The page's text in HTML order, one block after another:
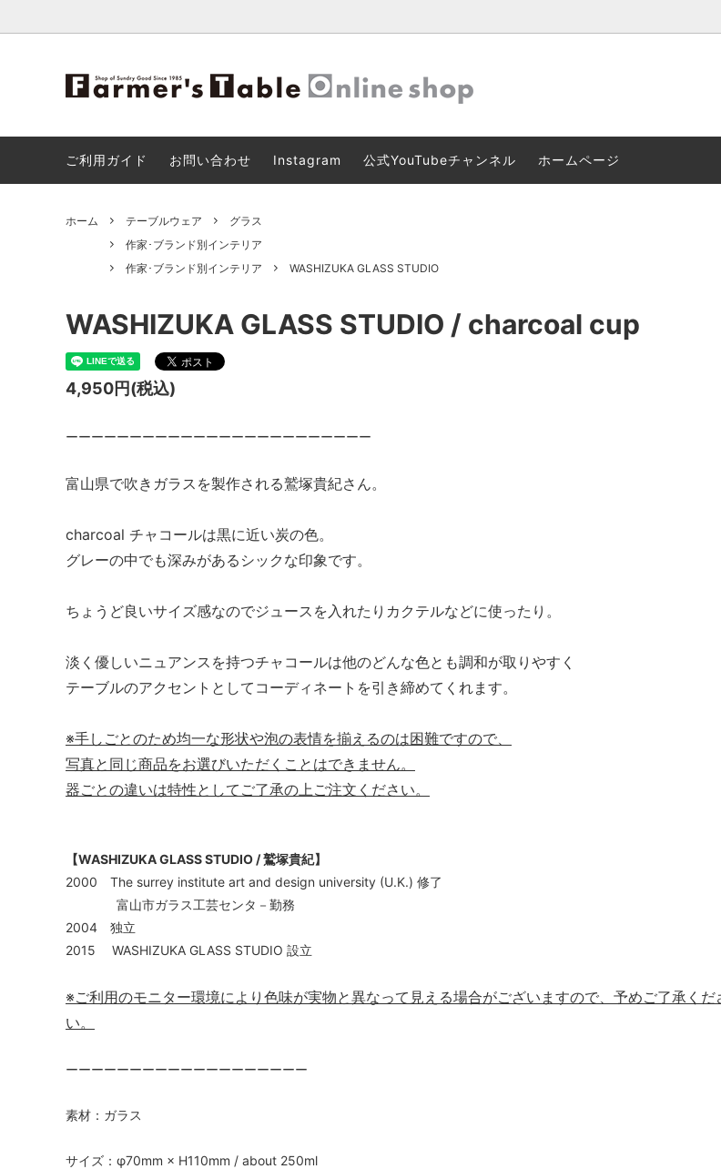
【8月11日(火)18:00までの限定販売】
AUDE HEROUARD (オードエルアール)
キッチン テーブルウェ
その他
2026 SPRING ＆ SUMMER NEW
ARRIVAL
ファーマーズテーブルオリジナル 作家･ブラン
ショッピングカートのご利用について
【重要】クレジットカード本人認証サー
ビス「3Dセキュア 2.0」導入のお知ら
ご利用ガイド お問い合わせ Instagram 公式YouTubeチャンネル ホームページ
ホーム テーブルウェア
グラス
作家･ブランド別インテリア
作家･ブランド別インテリア
WASHIZUKA GLASS STUDIO
WASHIZUKA GLASS STUDIO / charcoal cup
4,950円(税込)
ーーーーーーーーーーーーーーーーーーーーーーーー
富山県で吹きガラスを製作される鷲塚貴紀さん。
charcoal チャコールは黒に近い炭の色。
グレーの中でも深みがあるシックな印象です。
ちょうど良いサイズ感なのでジュースを入れたりカクテルなどに使ったり。
淡く優しいニュアンスを持つチャコールは他のどんな色とも調和が取りやすく
テーブルのアクセントとしてコーディネートを引き締めてくれます。
※手しごとのため均一な形状や泡の表情を揃えるのは困難ですので、
写真と同じ商品をお選びいただくことはできません。
器ごとの違いは特性としてご了承の上ご注文ください。
【WASHIZUKA GLASS STUDIO / 鷲塚貴紀】
2000 The surrey institute art and design university (U.K.) 修了
富山市ガラス工芸センタ－勤務
2004 独立
2015 WASHIZUKA GLASS STUDIO 設立
※ご利用のモニター環境により色味が実物と異なって見える場合がございますので、予めご了承くだ
い。
ーーーーーーーーーーーーーーーーーーー
素材：ガラス
サイズ：φ70mm × H110mm / about 250ml